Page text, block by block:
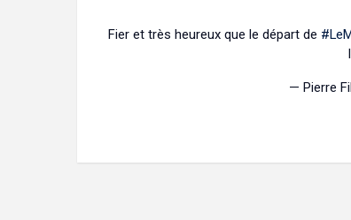
Fier et très heureux que le départ de
— Pierre